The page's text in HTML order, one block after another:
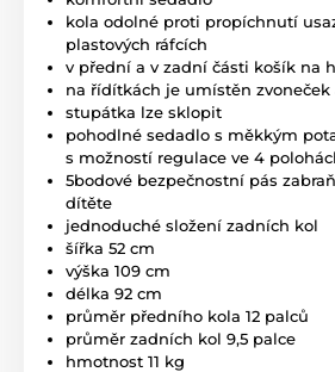
kola odolné proti propíchnutí
plastových ráfcích
v přední a v zadní části košík na
na řídítkách je umístěn zvoneček
stupátka lze sklopit
pohodlné sedadlo s měkkým
s možností regulace ve 4
5bodové bezpečnostní pás
dítěte
jednoduché složení zadních kol
šířka 52 cm
výška 109 cm
délka 92 cm
průměr předního kola 12 palců
průměr zadních kol 9,5 palce
hmotnost 11 kg